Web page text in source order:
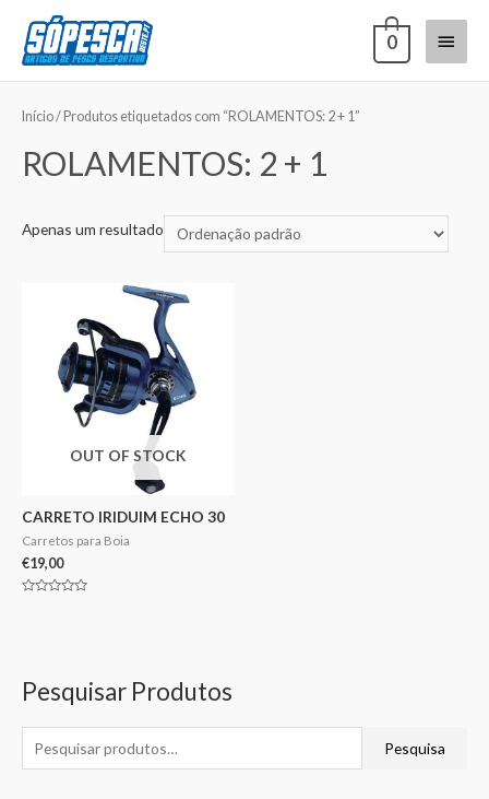
0
Pesquisar Produtos
Pesquisa
Início/ Produtos etiquetados com “ROLAMENTOS: 2 + 1”
ROLAMENTOS: 2 + 1
Apenas um resultado
OUT OF STOCK
CARRETO IRIDUIM ECHO 30
Carretos para Boia
€19,00